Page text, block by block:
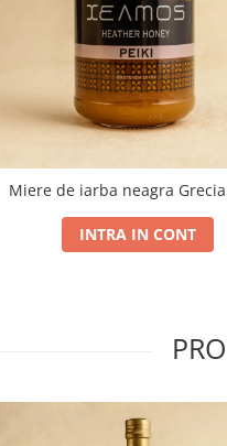
Miere de iarba neagra
INTRA IN CONT